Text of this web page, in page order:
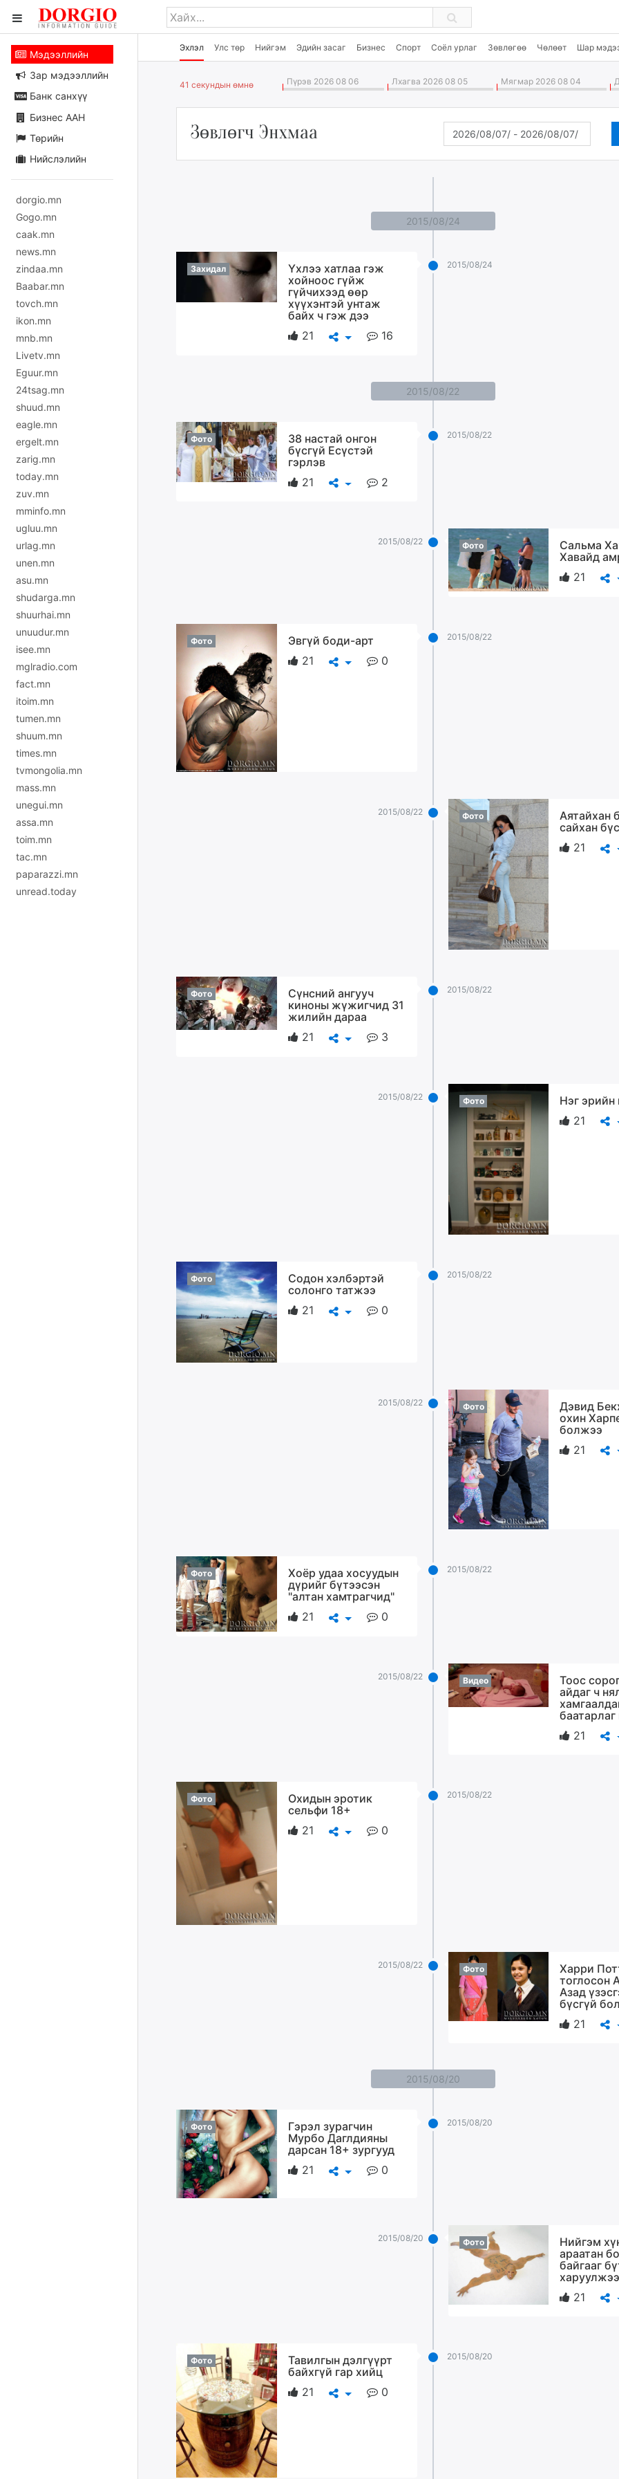
Эхлэл Улс төр Нийгэм Эдийн засаг Бизнес Спорт Соёл урлаг Зөвлөгөө Чөлөөт Шар
Мэдээллийн
Зар мэдээллийн
Банк санхүү
Бизнес ААН
Төрийн
Нийслэлийн
dorgio.mn
Gogo.mn
caak.mn
news.mn
zindaa.mn
Baabar.mn
tovch.mn
ikon.mn
mnb.mn
Livetv.mn
Eguur.mn
24tsag.mn
shuud.mn
eagle.mn
ergelt.mn
zarig.mn
today.mn
zuv.mn
mminfo.mn
ugluu.mn
urlag.mn
unen.mn
asu.mn
shudarga.mn
shuurhai.mn
unuudur.mn
isee.mn
mglradio.com
fact.mn
itoim.mn
tumen.mn
shuum.mn
times.mn
tvmongolia.mn
mass.mn
unegui.mn
assa.mn
toim.mn
tac.mn
paparazzi.mn
unread.today
41 секундын өмнө Пүрэв 2026 08 06 Лхагва 2026 08 05 Мягмар 2026 08 04
Зөвлөгч Энхмаа
2015/08/24
2015/08/24
Захидал
Үхлээ хатлаа гэж
хойноос гүйж
гүйчихээд өөр
хүүхэнтэй унтаж
байх ч гэж дээ
21
16
2015/08/22
2015/08/22
Фото
38 настай онгон
бүсгүй Есүстэй
гэрлэв
21
2
2015/08/22 Фото
Сальма
Хавайд
21
2015/08/22
Фото
Эвгүй боди-арт
21
0
2015/08/22 Фото
Аятайхан
сайхан
21
2015/08/22
Фото
Сүнсний ангууч
киноны жүжигчид 31
жилийн дараа
21
3
2015/08/22 Фото
Нэг эрийн
21
2015/08/22
Фото
Содон хэлбэртэй
солонго татжээ
21
0
2015/08/22 Фото
Дэвид
охин
болжээ
21
2015/08/22
Фото
Хоёр удаа хосуудын
дүрийг бүтээсэн
"алтан хамтрагчид"
21
0
2015/08/22 Видео
Тоос
айдаг ч
21
2015/08/22
Фото
Охидын эротик
сельфи 18+
21
0
2015/08/22 Фото
Харри
тоглосон
Азад
бүсгүй
21
2015/08/20
2015/08/20
Фото
Гэрэл зурагчин
Мурбо Даглдияны
дарсан 18+ зургууд
21
0
2015/08/20 Фото
Нийгэм
араатан
байгааг
харуулжээ
21
2015/08/20
Фото
Тавилгын дэлгүүрт
байхгүй гар хийц
21
0